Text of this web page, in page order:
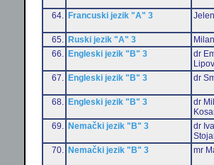
64. Francuski jezik "A" 3
65. Ruski jezik "A" 3
66.
Engleski jezik "B" 3
dr
67.
Engleski jezik "B" 3 dr
68. Engleski jezik "B" 3
dr
69.
Nemački jezik "B" 3
dr
70.
Nemački jezik "B" 3 mr